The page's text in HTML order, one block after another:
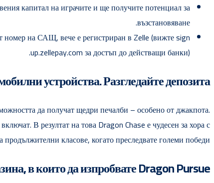
капитал на играчите и ще получите потенциал за
възстановяване.
номер на САЩ, вече е регистриран в Zelle (вижте sign
up.zellepay.com за достъп до действащи банки).
устройства. Разгледайте депозита.
да получат щедри печалби – особено от джакпота.
В резултат на това Dragon Chase е чудесен за хора с
класове, когато преследвате големи победи.
в които да изпробвате Dragon Pursue